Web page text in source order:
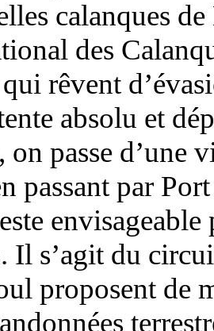
calanques
des
rêvent
absolu et
on passe d’une
passant par
Il s’agit du
proposent de